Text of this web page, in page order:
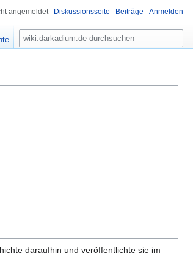
daraufhin und veröffentlichte sie im
angemeldet Diskussionsseite Beiträge Anmelden
S
u
e